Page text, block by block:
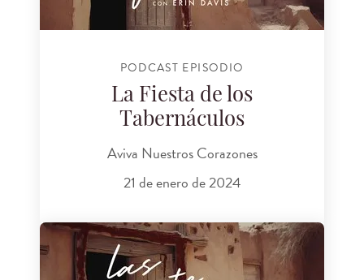
PODCAST EPISODIO
La Fiesta de los
Tabernáculos
Aviva Nuestros Corazones
21 de enero de 2024